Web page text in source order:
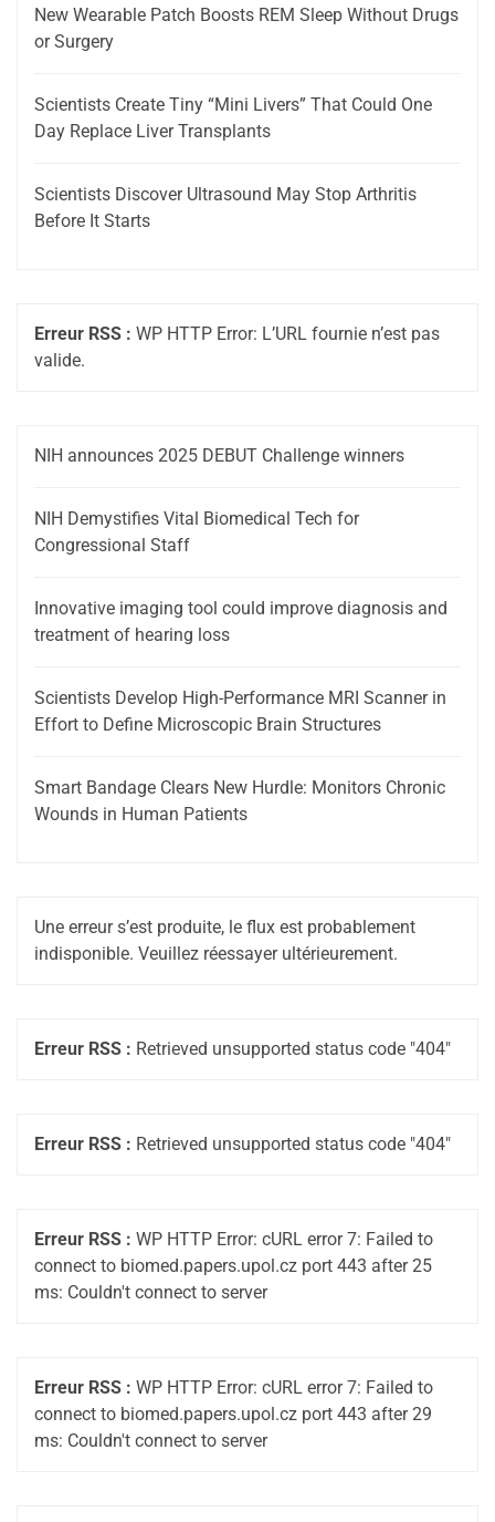
New Wearable Patch Boosts REM Sleep Without Drugs
or Surgery
Scientists Create Tiny “Mini Livers” That Could One
Day Replace Liver Transplants
Scientists Discover Ultrasound May Stop Arthritis
Before It Starts
Erreur RSS : WP HTTP Error: L’URL fournie n’est pas
valide.
NIH announces 2025 DEBUT Challenge winners
NIH Demystifies Vital Biomedical Tech for
Congressional Staff
Innovative imaging tool could improve diagnosis and
treatment of hearing loss
Scientists Develop High-Performance MRI Scanner in
Effort to Define Microscopic Brain Structures
Smart Bandage Clears New Hurdle: Monitors Chronic
Wounds in Human Patients
Une erreur s’est produite, le flux est probablement
indisponible. Veuillez réessayer ultérieurement.
Erreur RSS : Retrieved unsupported status code "404"
Erreur RSS : Retrieved unsupported status code "404"
Erreur RSS : WP HTTP Error: cURL error 7: Failed to
connect to biomed.papers.upol.cz port 443 after 25
ms: Couldn't connect to server
Erreur RSS : WP HTTP Error: cURL error 7: Failed to
connect to biomed.papers.upol.cz port 443 after 29
ms: Couldn't connect to server